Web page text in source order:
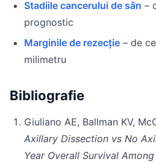
Stadiile cancerului de sân –
prognostic
Marginile de rezecție – de
milimetru
Bibliografie
Giuliano AE, Ballman KV,
Axillary Dissection vs No
Year Overall Survival